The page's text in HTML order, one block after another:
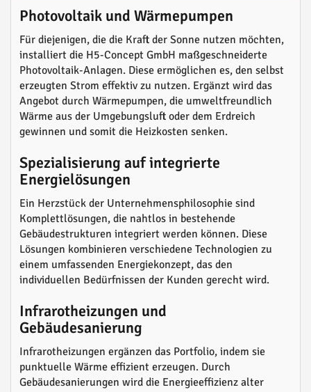
Photovoltaik und Wärmepumpen
Für diejenigen, die die Kraft der Sonne nutzen möchten,
installiert die H5-Concept GmbH maßgeschneiderte
Photovoltaik-Anlagen. Diese ermöglichen es, den selbst
erzeugten Strom effektiv zu nutzen. Ergänzt wird das
Angebot durch Wärmepumpen, die umweltfreundlich
Wärme aus der Umgebungsluft oder dem Erdreich
gewinnen und somit die Heizkosten senken.
Spezialisierung auf integrierte
Energielösungen
Ein Herzstück der Unternehmensphilosophie sind
Komplettlösungen, die nahtlos in bestehende
Gebäudestrukturen integriert werden können. Diese
Lösungen kombinieren verschiedene Technologien zu
einem umfassenden Energiekonzept, das den
individuellen Bedürfnissen der Kunden gerecht wird.
Infrarotheizungen und
Gebäudesanierung
Infrarotheizungen ergänzen das Portfolio, indem sie
punktuelle Wärme effizient erzeugen. Durch
Gebäudesanierungen wird die Energieeffizienz alter